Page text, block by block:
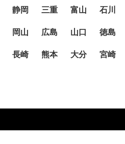
静岡 三重 富山 石川
岡山 広島 山口 徳島
長崎 熊本 大分 宮崎